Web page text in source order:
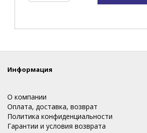
Информация
О компании
Оплата, доставка, возврат
Политика конфиденциальности
Гарантии и условия возврата